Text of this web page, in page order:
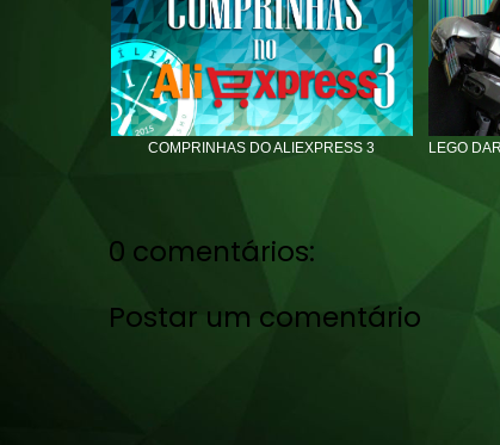
COMPRINHAS DO ALIEXPRESS 3 LEGO
0 comentários:
Postar um comentário